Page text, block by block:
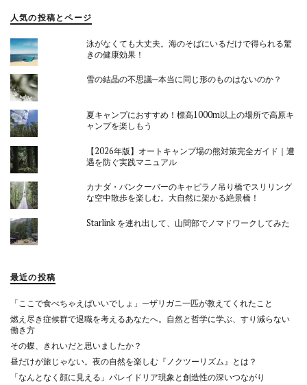
人気の投稿とページ
泳がなくても大丈夫。海のそばにいるだけで得られる驚
きの健康効果！
雪の結晶の不思議─本当に同じ形のものはないのか？
夏キャンプにおすすめ！標高1000m以上の場所で高原キ
ャンプを楽しもう
【2026年版】オートキャンプ場の熊対策完全ガイド｜遭
遇を防ぐ実践マニュアル
カナダ・バンクーバーのキャピラノ吊り橋でスリリング
な空中散歩を楽しむ。大自然に架かる絶景橋！
Starlink を連れ出して、山間部でノマドワークしてみた
最近の投稿
「ここで食べちゃえばいいでしょ」—ザリガニ一匹が教えてくれたこと
燃え尽き症候群で退職を考えるあなたへ。自然と哲学に学ぶ、すり減らない
働き方
その蝶、きれいだと思いましたか？
昼だけが旅じゃない。夜の自然を楽しむ『ノクツーリズム』とは？
「なんとなく顔に見える」パレイドリア現象と創造性の深いつながり